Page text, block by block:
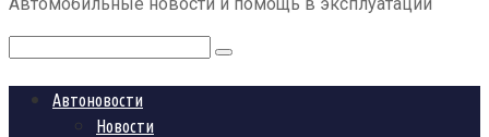
Поиск:
Автоновости
Новости